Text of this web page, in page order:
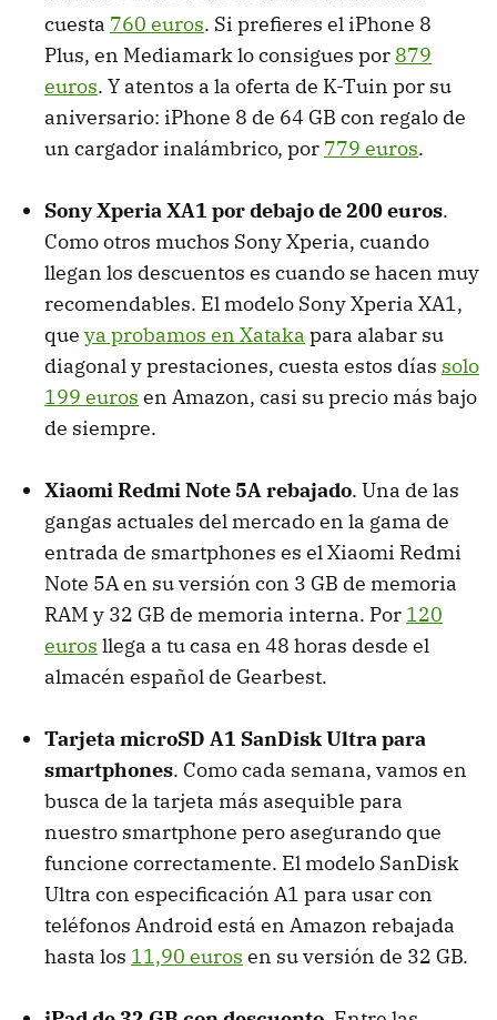
cuesta 760 euros. Si prefieres el iPhone 8
Plus, en Mediamark lo consigues por 879
euros. Y atentos a la oferta de K-Tuin por su
aniversario: iPhone 8 de 64 GB con regalo de
un cargador inalámbrico, por 779 euros.
Sony Xperia XA1 por debajo de 200 euros.
Como otros muchos Sony Xperia, cuando
llegan los descuentos es cuando se hacen muy
recomendables. El modelo Sony Xperia XA1,
que ya probamos en Xataka para alabar su
diagonal y prestaciones, cuesta estos días solo
199 euros en Amazon, casi su precio más bajo
de siempre.
Xiaomi Redmi Note 5A rebajado. Una de las
gangas actuales del mercado en la gama de
entrada de smartphones es el Xiaomi Redmi
Note 5A en su versión con 3 GB de memoria
RAM y 32 GB de memoria interna. Por 120
euros llega a tu casa en 48 horas desde el
almacén español de Gearbest.
Tarjeta microSD A1 SanDisk Ultra para
smartphones. Como cada semana, vamos en
busca de la tarjeta más asequible para
nuestro smartphone pero asegurando que
funcione correctamente. El modelo SanDisk
Ultra con especificación A1 para usar con
teléfonos Android está en Amazon rebajada
hasta los 11,90 euros en su versión de 32 GB.